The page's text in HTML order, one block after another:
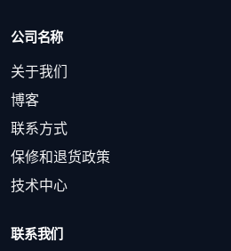
公司名称
关于我们
博客
联系方式
保修和退货政策
技术中心
联系我们